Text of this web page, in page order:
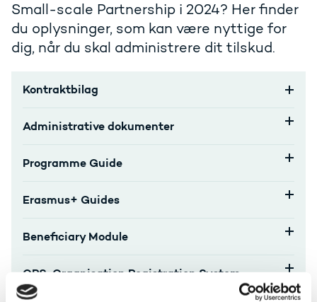
Small-scale Partnership i 2024? Her finder
du oplysninger, som kan være nyttige for
dig, når du skal administrere dit tilskud.
Kontraktbilag
Administrative dokumenter
Programme Guide
Erasmus+ Guides
Beneficiary Module
ORS-Organisation Registration System